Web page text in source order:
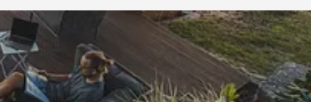
Trusted Shops
4,81/ 5